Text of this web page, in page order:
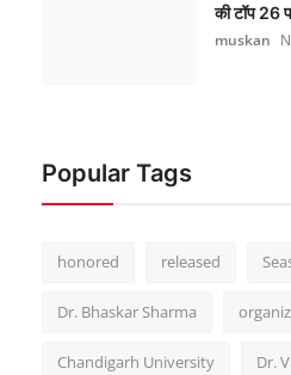
की टॉप 26
muskan
Popular Tags
honored released
Dr. Bhaskar Sharma
Chandigarh University Dr.